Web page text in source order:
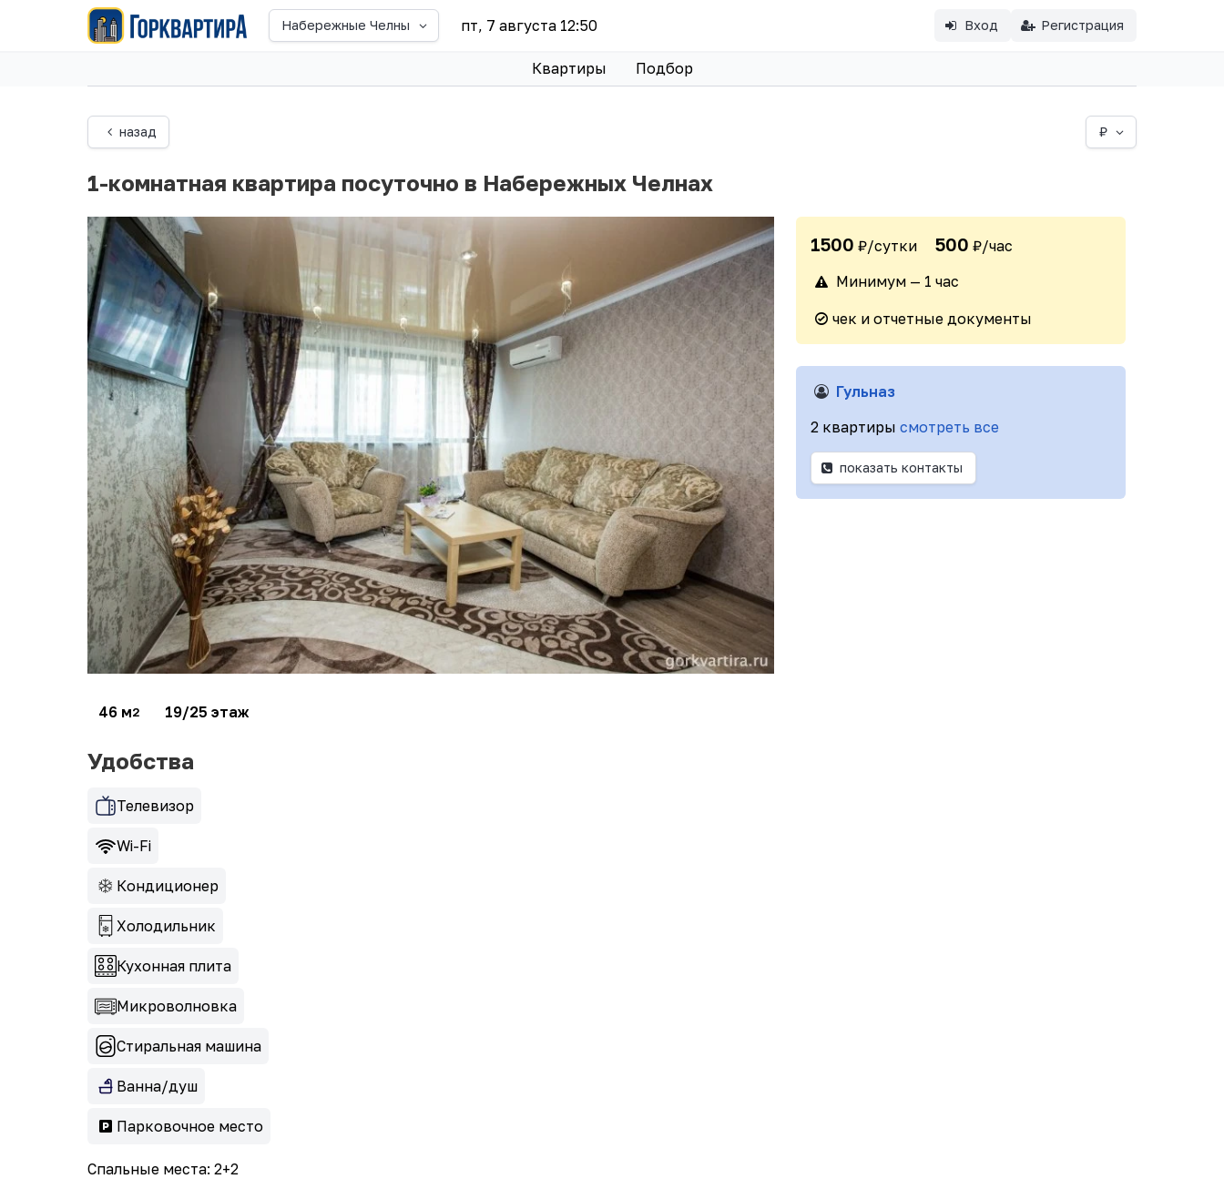
Набережные Челны пт, 7 августа 12:50 Вход Регистрация
Квартиры Подбор
назад ₽
1-комнатная квартира посуточно в Набережных Челнах
46 м2 19/25 этаж
1500 ₽/сутки 500 ₽/час
Минимум — 1 час
чек и отчетные документы
Гульназ
2 квартиры смотреть все
показать контакты
Удобства
Телевизор
Wi-Fi
Кондиционер
Холодильник
Кухонная плита
Микроволновка
Стиральная машина
Ванна/душ
Парковочное место
Спальные места: 2+2